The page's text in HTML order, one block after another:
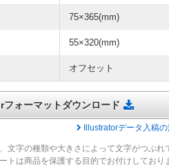
75×365(mm)
55×320(mm)
オフセット
ォーマットダウンロード
Illustratorデータ入稿
字の種類や大きさによって文字がつぶれ
は商品を保護する目的でお付けしており